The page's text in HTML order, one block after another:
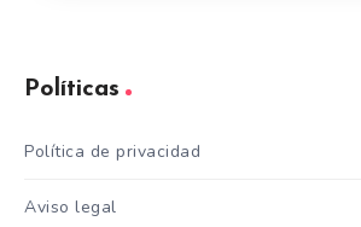
Políticas
Política de privacidad
Aviso legal